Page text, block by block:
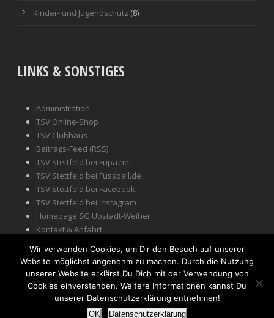
Kinder- und Jugendschutz (8)
LINKS & SONSTIGES
Administration
TSV Online-Shop
TSV Clubhaus
Beitrags-Feed (RSS)
TSV Stettfeld bei Fupa.net
TSV Stettfeld bei Fussball.de
TSV Stettfeld bei Facebook
TSV Stettfeld bei Instagram
Homepage SG Ubstadt-Weiher
Kontakt & Anfahrt
© Copyright 2021, TSV 1901 Stettfeld e.V. - Alle Rechte
Wir verwenden Cookies, um Dir den Besuch auf unserer
Website möglichst angenehm zu machen. Durch die Nutzung
unserer Website erklärst Du Dich mit der Verwendung von
Cookies einverstanden. Weitere Informationen kannst Du
unserer Datenschutzerklärung entnehmen!
OK Datenschutzerklärung